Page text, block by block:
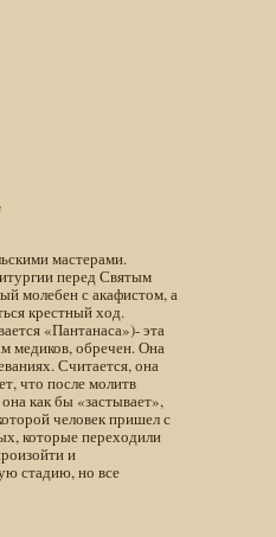
мастерами.
перед Святым
молебен с акафистом, а
крестный ход.
«Пантанаса»)- эта
медиков, обречен. Она
Считается, она
что после молитв
как бы «застывает»,
человек пришел с
которые переходили
и
стадию, но все